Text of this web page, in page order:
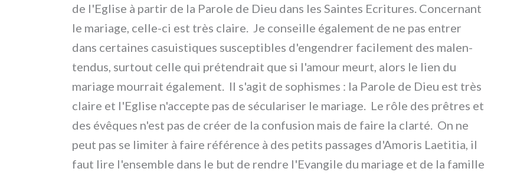
de l'Eglise à par­tir de la Parole de Dieu dans les Saintes Ecritures. Concernant
le maria­ge, celle-ci est très clai­re. Je con­seil­le éga­le­ment de ne pas entrer
dans cer­tai­nes casui­sti­ques suscep­ti­bles d'engendrer faci­le­ment des malen­
ten­dus, sur­tout cel­le qui pré­ten­drait que si l'amour meurt, alors le lien du
maria­ge mour­rait éga­le­ment. Il s'agit de sophi­smes : la Parole de Dieu est très
clai­re et l'Eglise n'accepte pas de sécu­la­ri­ser le maria­ge. Le rôle des prê­tres et
des évê­ques n'est pas de créer de la con­fu­sion mais de fai­re la clar­té. On ne
peut pas se limi­ter à fai­re réfé­ren­ce à des peti­ts pas­sa­ges d'Amoris Laetitia, il
faut lire l'ensemble dans le but de ren­dre l'Evangile du maria­ge et de la famil­le